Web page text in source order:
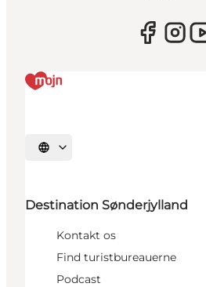
Vælg sprog
Destination Sønderjylland
Kontakt os
Find turistbureauerne
Podcast